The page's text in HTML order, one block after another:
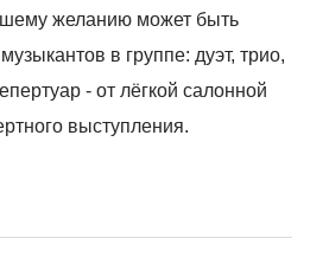
желанию может быть
в группе: дуэт, трио,
- от лёгкой салонной
выступления.